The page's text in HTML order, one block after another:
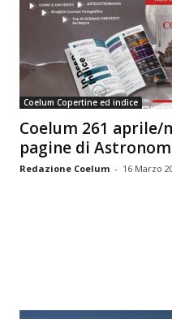
Coelum Copertine ed indice
Coelum 261 aprile/
pagine di
Redazione Coelum - 16 Marzo